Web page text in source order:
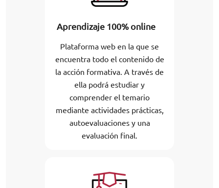
Aprendizaje 100% online
Plataforma web en la que se
encuentra todo el contenido de
la acción formativa. A través de
ella podrá estudiar y
comprender el temario
mediante actividades prácticas,
autoevaluaciones y una
evaluación final.